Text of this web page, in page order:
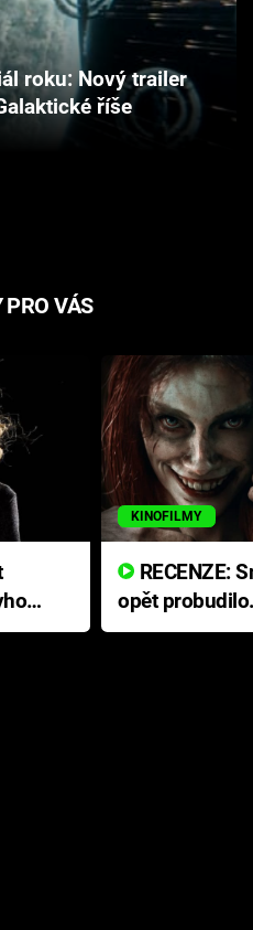
roku: Nový trailer
říše
PRO VÁS
KINOFILMY
opět
přichází s